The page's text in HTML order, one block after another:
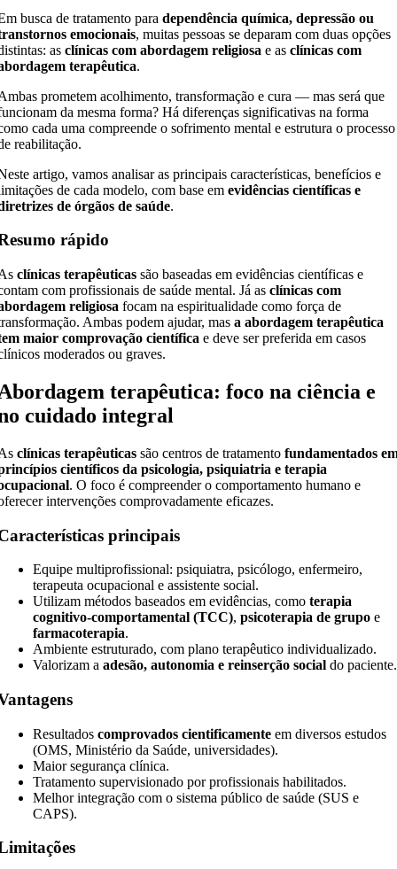
busca de tratamento paradependência química, depressão ou
emocionais, muitas pessoas se deparam com duas opções
asclínicas com abordagem religiosa e asclínicas com
terapêutica.
prometem acolhimento, transformação e cura — mas será que
da mesma forma? Há diferenças significativas na forma
cada uma compreende o sofrimento mental e estrutura o processo
reabilitação.
artigo, vamos analisar as principais características, benefícios e
de cada modelo, com base emevidências científicas e
de órgãos de saúde.
rápido
clínicas terapêuticas são baseadas em evidências científicas e
com profissionais de saúde mental. Já asclínicas com
religiosa focam na espiritualidade como força de
Ambas podem ajudar, masa abordagem terapêutica
maior comprovação científica e deve ser preferida em casos
moderados ou graves.
terapêutica: foco na ciência e
cuidado integral
clínicas terapêuticas são centros de tratamentofundamentados
científicos da psicologia, psiquiatria e terapia
. O foco é compreender o comportamento humano e
intervenções comprovadamente eficazes.
principais
Equipe multiprofissional: psiquiatra, psicólogo, enfermeiro,
terapeuta ocupacional e assistente social.
Utilizam métodos baseados em evidências, comoterapia
cognitivo-comportamental (TCC),psicoterapia de grupo e
farmacoterapia.
Ambiente estruturado, com plano terapêutico individualizado.
Valorizam aadesão, autonomia e reinserção social do paciente.
Resultadoscomprovados cientificamente em diversos estudos
(OMS, Ministério da Saúde, universidades).
Maior segurança clínica.
Tratamento supervisionado por profissionais habilitados.
Melhor integração com o sistema público de saúde (SUS e
CAPS).